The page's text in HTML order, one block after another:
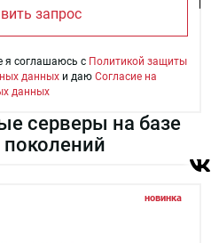
запрос
я соглашаюсь с Политикой защиты
данных и даю Согласие на
данных
серверы на базе
новинка